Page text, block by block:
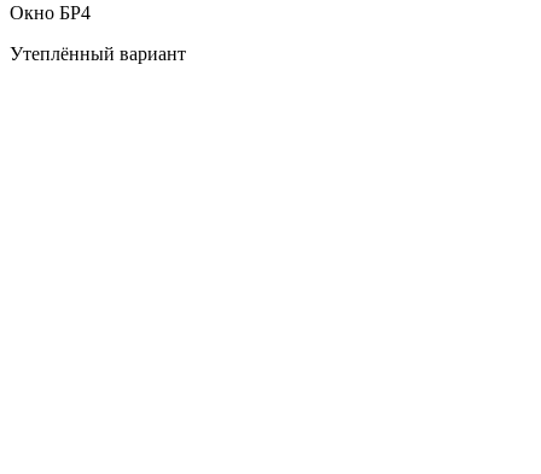
Окно БР4
Утеплённый вариант